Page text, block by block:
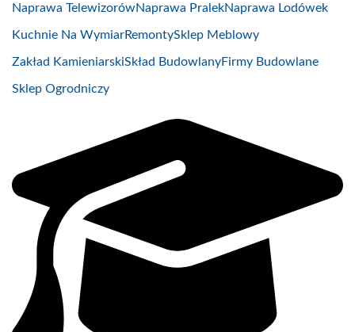
Naprawa TelewizorówNaprawa PralekNaprawa Lodówek
Kuchnie Na WymiarRemontySklep Meblowy
Zakład KamieniarskiSkład BudowlanyFirmy Budowlane
Sklep Ogrodniczy